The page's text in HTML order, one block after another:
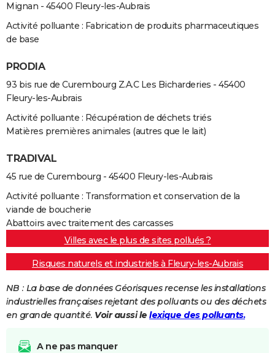
Mignan - 45400 Fleury-les-Aubrais
Activité polluante : Fabrication de produits pharmaceutiques
de base
PRODIA
93 bis rue de Curembourg Z.A.C Les Bicharderies - 45400
Fleury-les-Aubrais
Activité polluante : Récupération de déchets triés
Matières premières animales (autres que le lait)
TRADIVAL
45 rue de Curembourg - 45400 Fleury-les-Aubrais
Activité polluante : Transformation et conservation de la
viande de boucherie
Abattoirs avec traitement des carcasses
Villes avec le plus de sites pollués ?
Risques naturels et industriels à Fleury-les-Aubrais
NB : La base de données Géorisques recense les installations
industrielles françaises rejetant des polluants ou des déchets
en grande quantité. Voir aussi le lexique des polluants.
A ne pas manquer